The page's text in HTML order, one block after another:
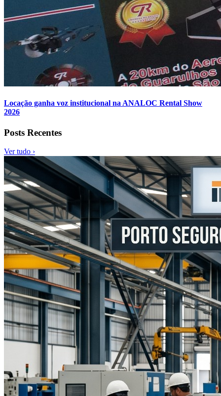
Locação ganha voz institucional na ANALOC Rental Show
2026
Posts Recentes
Ver tudo ›